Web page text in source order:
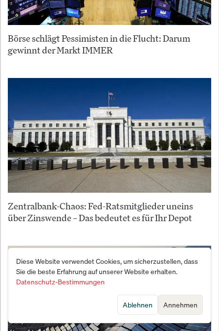
Börse schlägt Pessimisten in die Flucht: Darum
gewinnt der Markt IMMER
Zentralbank-Chaos: Fed-Ratsmitglieder uneins
über Zinswende – Das bedeutet es für Ihr Depot
Diese Website verwendet Cookies, um sicherzustellen, dass
Sie die beste Erfahrung auf unserer Website erhalten.
Datenschutz-Bestimmungen
Annehmen
Ablehnen